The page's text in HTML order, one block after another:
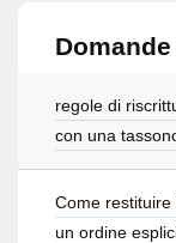
regole di
con una
Come
un ordine